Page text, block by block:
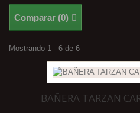
Comparar (0)
Mostrando 1 - 6 de 6
BAÑERA TARZAN